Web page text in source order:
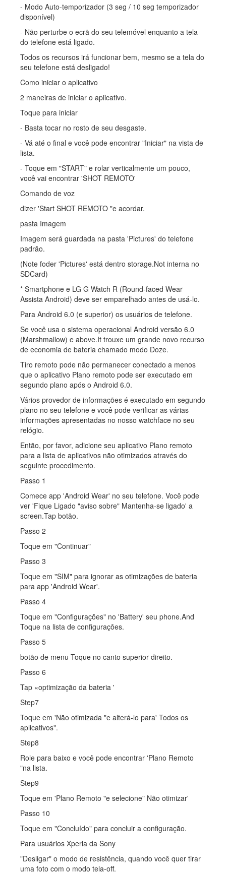
- Modo Auto-temporizador (3 seg / 10 seg temporizador
disponível)
- Não perturbe o ecrã do seu telemóvel enquanto a tela
do telefone está ligado.
Todos os recursos irá funcionar bem, mesmo se a tela do
seu telefone está desligado!
Como iniciar o aplicativo
2 maneiras de iniciar o aplicativo.
Toque para iniciar
- Basta tocar no rosto de seu desgaste.
- Vá até o final e você pode encontrar "Iniciar" na vista de
lista.
- Toque em "START" e rolar verticalmente um pouco,
você vai encontrar 'SHOT REMOTO'
Comando de voz
dizer 'Start SHOT REMOTO "e acordar.
pasta Imagem
Imagem será guardada na pasta 'Pictures' do telefone
padrão.
(Note foder 'Pictures' está dentro storage.Not interna no
SDCard)
* Smartphone e LG G Watch R (Round-faced Wear
Assista Android) deve ser emparelhado antes de usá-lo.
Para Android 6.0 (e superior) os usuários de telefone.
Se você usa o sistema operacional Android versão 6.0
(Marshmallow) e above.It trouxe um grande novo recurso
de economia de bateria chamado modo Doze.
Tiro remoto pode não permanecer conectado a menos
que o aplicativo Plano remoto pode ser executado em
segundo plano após o Android 6.0.
Vários provedor de informações é executado em segundo
plano no seu telefone e você pode verificar as várias
informações apresentadas no nosso watchface no seu
relógio.
Então, por favor, adicione seu aplicativo Plano remoto
para a lista de aplicativos não otimizados através do
seguinte procedimento.
Passo 1
Comece app 'Android Wear' no seu telefone. Você pode
ver 'Fique Ligado "aviso sobre" Mantenha-se ligado' a
screen.Tap botão.
Passo 2
Toque em "Continuar"
Passo 3
Toque em "SIM" para ignorar as otimizações de bateria
para app 'Android Wear'.
Passo 4
Toque em "Configurações" no 'Battery' seu phone.And
Toque na lista de configurações.
Passo 5
botão de menu Toque no canto superior direito.
Passo 6
Tap «optimização da bateria '
Step7
Toque em 'Não otimizada "e alterá-lo para' Todos os
aplicativos".
Step8
Role para baixo e você pode encontrar 'Plano Remoto
"na lista.
Step9
Toque em 'Plano Remoto "e selecione" Não otimizar'
Passo 10
Toque em "Concluído" para concluir a configuração.
Para usuários Xperia da Sony
"Desligar" o modo de resistência, quando você quer tirar
uma foto com o modo tela-off.